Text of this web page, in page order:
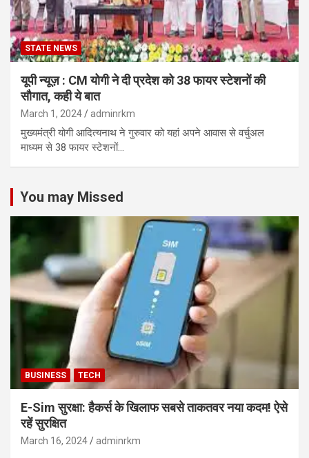
STATE NEWS
यूपी न्यूज़ : CM योगी ने दी प्रदेश को 38 फायर स्टेशनों की
सौगात, कही ये बात
March 1, 2024 adminrkm
मुख्यमंत्री योगी आदित्यनाथ ने गुरुवार को यहां अपने आवास से वर्चुअल
माध्यम से 38 फायर स्टेशनों…
You may Missed
BUSINESS TECH
E-Sim सुरक्षा: हैकर्स के खिलाफ सबसे ताकतवर नया कदम! ऐसे
रहें सुरक्षित
March 16, 2024 adminrkm